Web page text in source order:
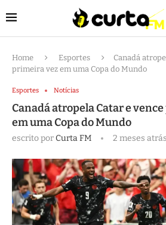
Home Esportes
Canadá
primeira vez em uma Copa do Mundo
Esportes Notícias
Canadá atropela Catar e
em uma Copa do Mundo
escrito porCurta FM 2 meses atrás